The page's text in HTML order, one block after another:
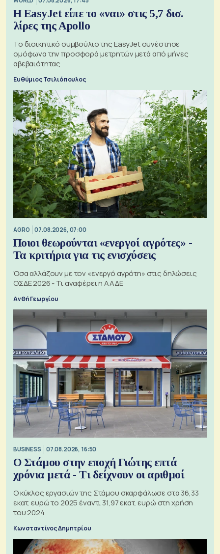
Η EasyJet είπε το «ναι» στις 5,7 δισ.
λίρες της Apollo
Το διοικητικό συμβούλιο της EasyJet συνέστησε
ομόφωνα την προσφορά μετρητών μετά από μήνες
αβεβαιότητας
Ευθύμιος Τσιλιόπουλος
AGRO 07.08.2026, 07:00
Ποιοι θεωρούνται «ενεργοί αγρότες» -
Τα κριτήρια για τις ενισχύσεις
Όσα αλλάζουν με τον «ενεργό αγρότη» στις δηλώσεις
ΟΣΔΕ 2026 - Τι αναφέρει η ΑΑΔΕ
Ανθή Γεωργίου
BUSINESS 07.08.2026, 16:50
Ο Στάμου στην εποχή Γιώτης επτά
χρόνια μετά - Τι δείχνουν οι αριθμοί
Ο κύκλος εργασιών της Στάμου σκαρφάλωσε στα 36,33
εκατ. ευρώ το 2025 έναντι 31,97 εκατ. ευρώ στη χρήση
του 2024
Κωνσταντίνος Δημητρίου